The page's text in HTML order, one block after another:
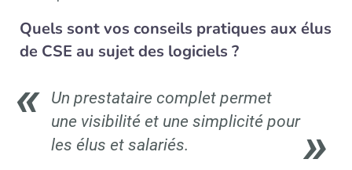
Quels sont vos conseils pratiques aux élus
de CSE au sujet des logiciels ?
Un prestataire complet permet
une visibilité et une simplicité pour
les élus et salariés.
Recevoir CSE Matin Abonnez-
Valider